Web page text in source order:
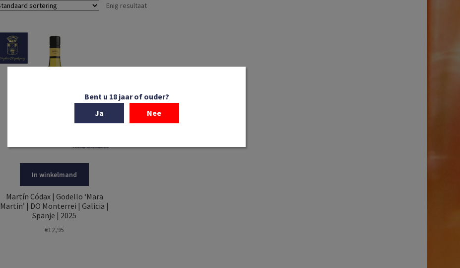
Enig resultaat
In winkelmand
Martín Códax | Godello ‘Mara
Martin’ | DO Monterrei | Galicia |
Spanje | 2025
€12,95
Bent u 18 jaar of ouder?
Ja
Nee